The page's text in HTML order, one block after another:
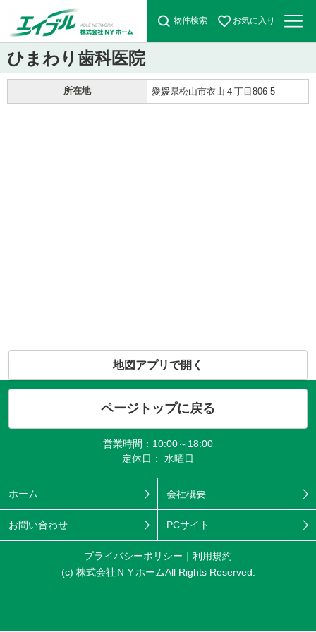
物件検索 お気に入り
ひまわり歯科医院
所在地 愛媛県松山市衣山４丁目806-5
地図アプリで開く
ページトップに戻る
営業時間：10:00～18:00
定休日： 水曜日
ホーム 会社概要
お問い合わせ PCサイト
プライバシーポリシー
利用規約
(c) 株式会社ＮＹホームAll Rights Reserved.